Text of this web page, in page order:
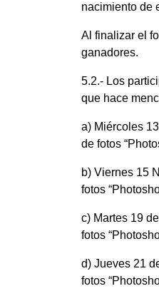
nacimiento de
Al finalizar el
ganadores.
5.2.- Los
que hace
a) Miércoles
de fotos
b) Viernes 15
fotos
c) Martes 19
fotos
d) Jueves 21
fotos